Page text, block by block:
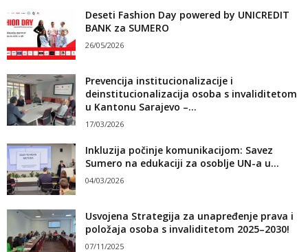
Deseti Fashion Day powered by UNICREDIT
BANK za SUMERO
26/05/2026
Prevencija institucionalizacije i
deinstitucionalizacija osoba s invaliditetom
u Kantonu Sarajevo –...
17/03/2026
Inkluzija počinje komunikacijom: Savez
Sumero na edukaciji za osoblje UN-a u...
04/03/2026
Usvojena Strategija za unapređenje prava i
položaja osoba s invaliditetom 2025–2030!
07/11/2025